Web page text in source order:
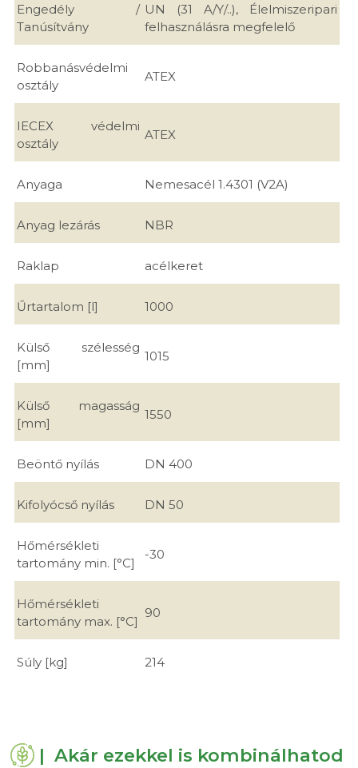
Engedély /
Tanúsítvány
UN (31 A/Y/..), Élelmiszeripari
felhasználásra megfelelő
Robbanásvédelmi
osztály
ATEX
IECEX védelmi
osztály
ATEX
Anyaga Nemesacél 1.4301 (V2A)
Anyag lezárás NBR
Raklap acélkeret
Űrtartalom [l] 1000
Külső szélesség
[mm]
1015
Külső magasság
[mm]
1550
Beöntő nyílás DN 400
Kifolyócső nyílás DN 50
Hőmérsékleti
tartomány min. [°C]
-30
Hőmérsékleti
tartomány max. [°C]
90
Súly [kg] 214
| Akár ezekkel is kombinálhatod